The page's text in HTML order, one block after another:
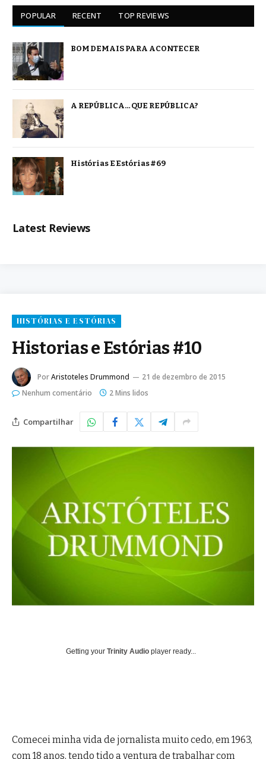
POPULAR RECENT TOP REVIEWS
BOM DEMAIS PARA ACONTECER
A REPÚBLICA… QUE REPÚBLICA?
Histórias E Estórias #69
Latest Reviews
HISTÓRIAS E ESTÓRIAS
Historias e Estórias #10
PorAristoteles Drummond
21 de dezembro de 2015
Nenhum comentário
2 Mins lidos
Compartilhar
Getting your Trinity Audio player ready...
Comecei minha vida de jornalista muito cedo, em 1963,
com 18 anos, tendo tido a ventura de trabalhar com